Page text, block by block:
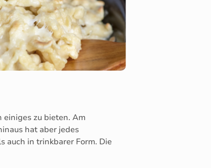
zu bieten. Am
hat aber jedes
auch in trinkbarer Form. Die